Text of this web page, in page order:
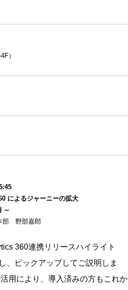
）
によるジャーニーの拡大
～
部 野部嘉郎
360連携リリースハイライト
、ピックアップしてご説明しま
用により、導入済みの方もこれか